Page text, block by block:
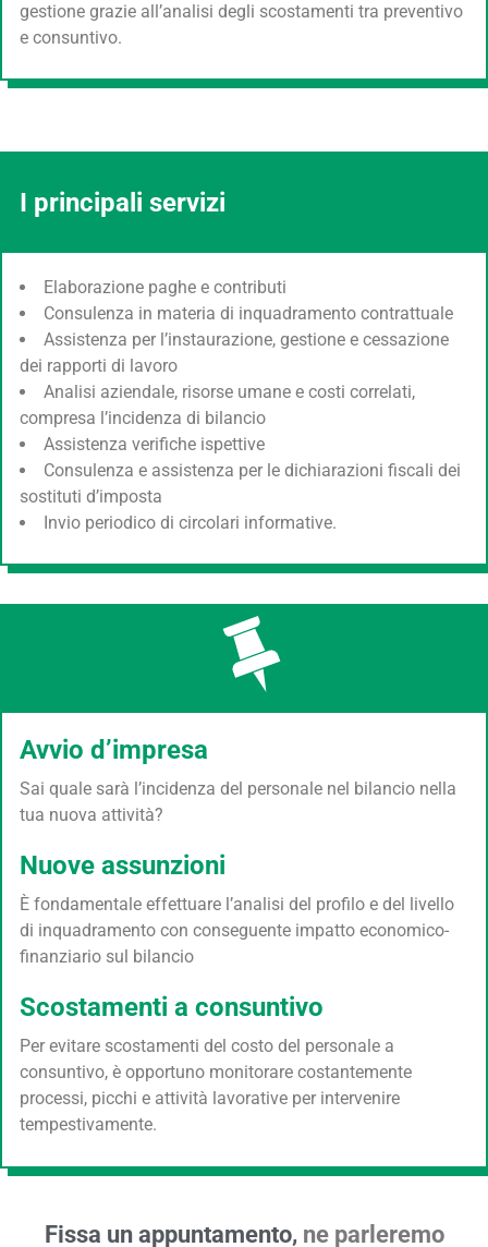
gestione grazie all’analisi degli scostamenti tra preventivo
e consuntivo.
I principali servizi
Elaborazione paghe e contributi
Consulenza in materia di inquadramento contrattuale
Assistenza per l’instaurazione, gestione e cessazione
dei rapporti di lavoro
Analisi aziendale, risorse umane e costi correlati,
compresa l’incidenza di bilancio
Assistenza verifiche ispettive
Consulenza e assistenza per le dichiarazioni fiscali dei
sostituti d’imposta
Invio periodico di circolari informative.
Avvio d’impresa
Sai quale sarà l’incidenza del personale nel bilancio nella
tua nuova attività?
Nuove assunzioni
È fondamentale effettuare l’analisi del profilo e del livello
di inquadramento con conseguente impatto economico-
finanziario sul bilancio
Scostamenti a consuntivo
Per evitare scostamenti del costo del personale a
consuntivo, è opportuno monitorare costantemente
processi, picchi e attività lavorative per intervenire
tempestivamente.
Fissa un appuntamento, ne parleremo